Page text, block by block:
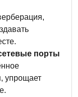
порты
упрощает